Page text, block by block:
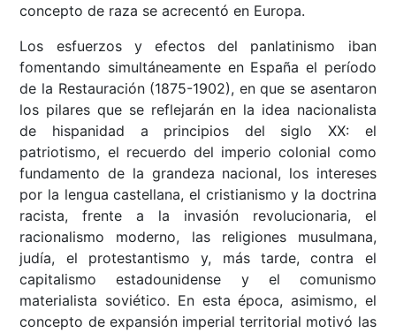
concepto de raza se acrecentó en Europa.
Los esfuerzos y efectos del panlatinismo iban
fomentando simultáneamente en España el período
de la Restauración (1875-1902), en que se asentaron
los pilares que se reflejarán en la idea nacionalista
de hispanidad a principios del siglo XX: el
patriotismo, el recuerdo del imperio colonial como
fundamento de la grandeza nacional, los intereses
por la lengua castellana, el cristianismo y la doctrina
racista, frente a la invasión revolucionaria, el
racionalismo moderno, las religiones musulmana,
judía, el protestantismo y, más tarde, contra el
capitalismo estadounidense y el comunismo
materialista soviético. En esta época, asimismo, el
concepto de expansión imperial territorial motivó las